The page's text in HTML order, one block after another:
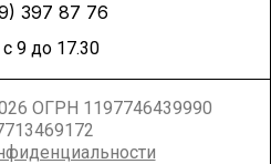
397 87 76
9 до 17.30
ОГРН 1197746439990